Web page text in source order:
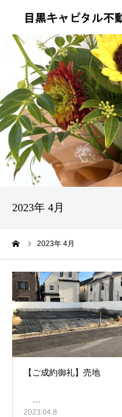
2023年 4月
2023年 4月
【ご成約御礼】売地
2023.04.8
当社について
事業内容
売買・賃貸の流れ
会社概要